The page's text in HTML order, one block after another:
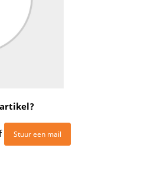
Stuur een mail